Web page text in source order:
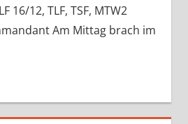
16/12, TLF, TSF, MTW2
Am Mittag brach im